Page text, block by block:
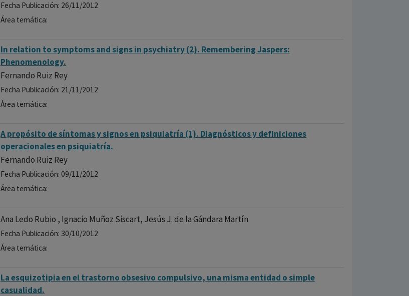
Fecha Publicación: 26/11/2012
Área temática:
In relation to symptoms and signs in psychiatry (2). Remembering Jaspers:
Phenomenology.
Fernando Ruiz Rey
Fecha Publicación: 21/11/2012
Área temática:
A propósito de síntomas y signos en psiquiatría (1). Diagnósticos y definiciones
operacionales en psiquiatría.
Fernando Ruiz Rey
Fecha Publicación: 09/11/2012
Área temática:
Ana Ledo Rubio , Ignacio Muñoz Siscart, Jesús J. de la Gándara Martín
Fecha Publicación: 30/10/2012
Área temática:
La esquizotipia en el trastorno obsesivo compulsivo, una misma entidad o simple
casualidad.